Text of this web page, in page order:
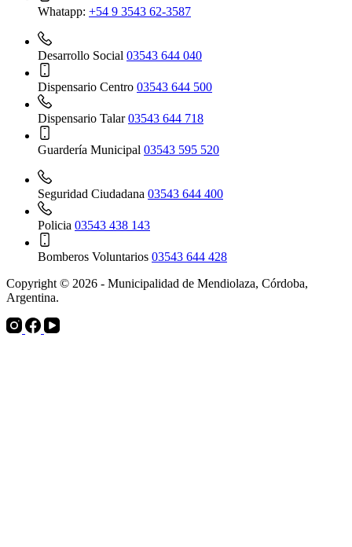
Whatapp: +54 9 3543 62-3587
Desarrollo Social 03543 644 040
Dispensario Centro 03543 644 500
Dispensario Talar03543 644 718
Guardería Municipal 03543 595 520
Seguridad Ciudadana 03543 644 400
Policia 03543 438 143
Bomberos Voluntarios 03543 644 428
Copyright © 2026 - Municipalidad de Mendiolaza, Córdoba,
Argentina.